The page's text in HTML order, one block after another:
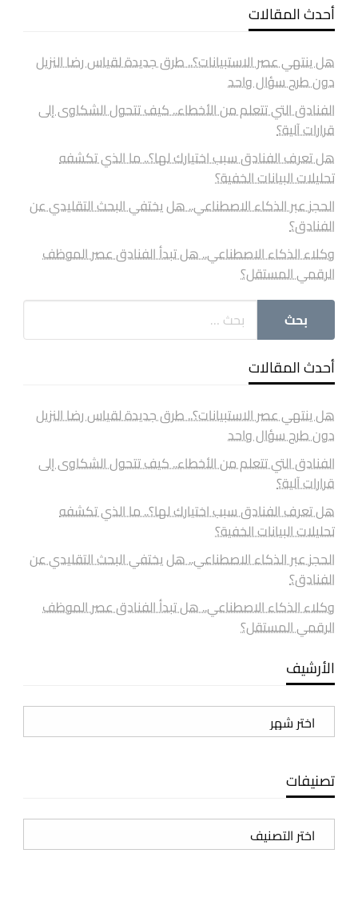
أحدث المقالات
هل ينتهي عصر الاستبيانات؟.. طرق جديدة لقياس رضا النزيل
دون طرح سؤال واحد
الفنادق التي تتعلم من الأخطاء.. كيف تتحول الشكاوى إلى
قرارات آلية؟
هل تعرف الفنادق سبب اختيارك لها؟.. ما الذي تكشفه
تحليلات البيانات الخفية؟
الحجز عبر الذكاء الاصطناعي.. هل يختفي البحث التقليدي عن
الفنادق؟
وكلاء الذكاء الاصطناعي.. هل تبدأ الفنادق عصر الموظف
الرقمي المستقل؟
أحدث المقالات
هل ينتهي عصر الاستبيانات؟.. طرق جديدة لقياس رضا النزيل
دون طرح سؤال واحد
الفنادق التي تتعلم من الأخطاء.. كيف تتحول الشكاوى إلى
قرارات آلية؟
هل تعرف الفنادق سبب اختيارك لها؟.. ما الذي تكشفه
تحليلات البيانات الخفية؟
الحجز عبر الذكاء الاصطناعي.. هل يختفي البحث التقليدي عن
الفنادق؟
وكلاء الذكاء الاصطناعي.. هل تبدأ الفنادق عصر الموظف
الرقمي المستقل؟
الأرشيف
الأرشيف
تصنيفات
تصنيفات